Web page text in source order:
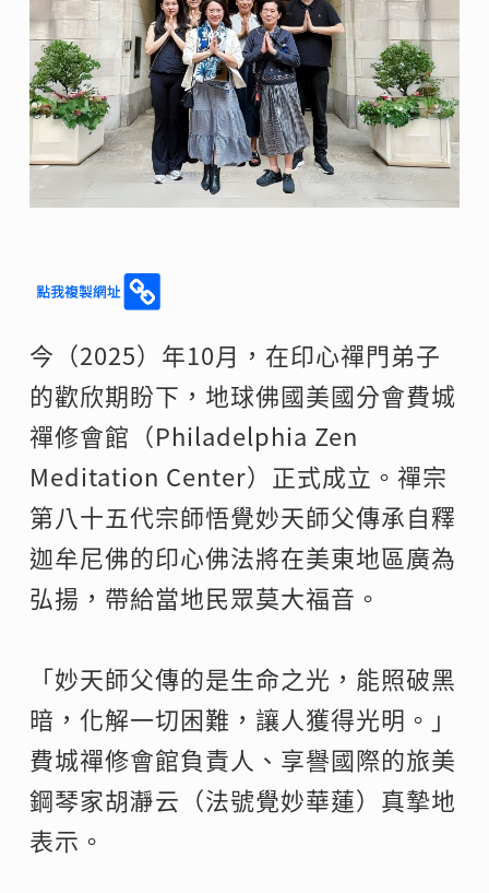
今（2025）年10月，在印心禪門弟子
的歡欣期盼下，地球佛國美國分會費城
禪修會館（Philadelphia Zen
Meditation Center）正式成立。禪宗
第八十五代宗師悟覺妙天師父傳承自釋
迦牟尼佛的印心佛法將在美東地區廣為
弘揚，帶給當地民眾莫大福音。
「妙天師父傳的是生命之光，能照破黑
暗，化解一切困難，讓人獲得光明。」
費城禪修會館負責人、享譽國際的旅美
鋼琴家胡瀞云（法號覺妙華蓮）真摯地
表示。